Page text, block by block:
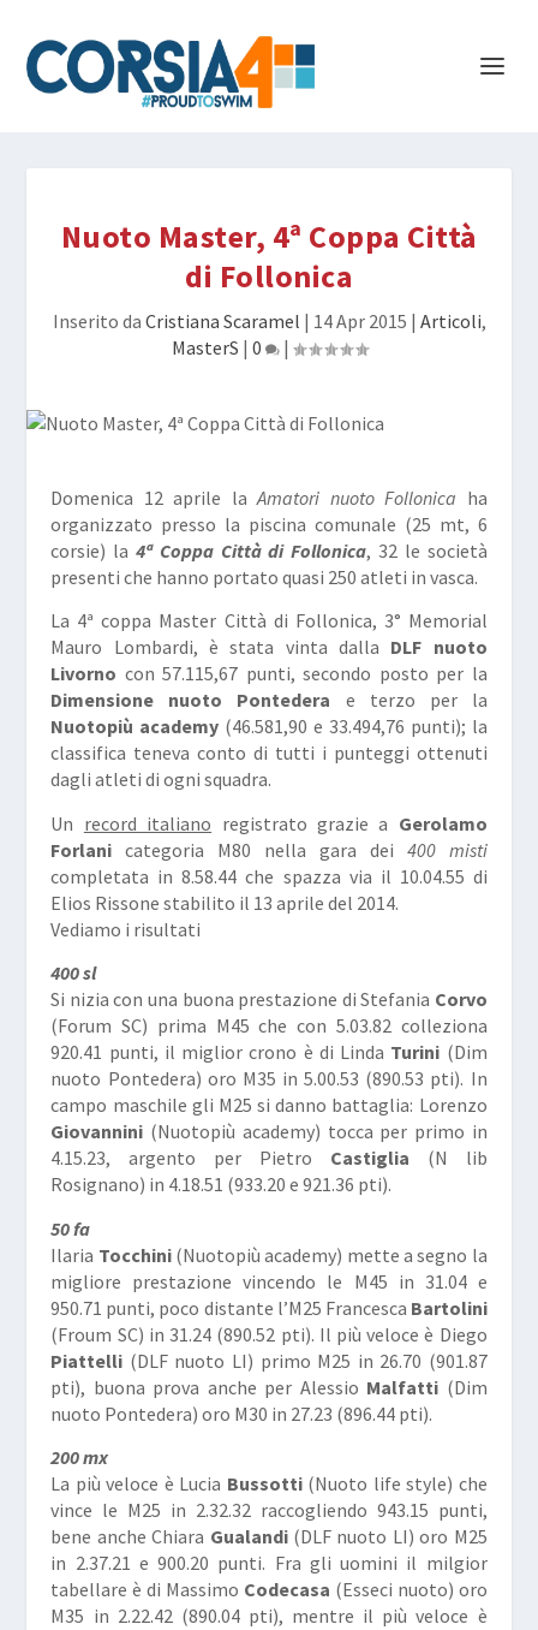
Nuoto Master, 4ª Coppa Città
di Follonica
Inserito da Cristiana Scaramel | 14 Apr 2015 | Articoli,
MasterS | 0 |
Domenica 12 aprile laAmatori nuoto Follonica ha
organizzato presso la piscina comunale (25 mt, 6
corsie) la4ª Coppa Città di Follonica, 32 le società
presenti che hanno portato quasi 250 atleti in vasca.
La 4ª coppa Master Città di Follonica, 3° Memorial
Mauro Lombardi, è stata vinta dalla DLF nuoto
Livorno con 57.115,67 punti, secondo posto per la
Dimensione nuoto Pontedera e terzo per la
Nuotopiù academy (46.581,90 e 33.494,76 punti); la
classifica teneva conto di tutti i punteggi ottenuti
dagli atleti di ogni squadra.
Un record italiano registrato grazie a Gerolamo
Forlani categoria M80 nella gara dei 400 misti
completata in 8.58.44 che spazza via il 10.04.55 di
Elios Rissone stabilito il 13 aprile del 2014.
Vediamo i risultati
400 sl
Si nizia con una buona prestazione di Stefania Corvo
(Forum SC) prima M45 che con 5.03.82 colleziona
920.41 punti, il miglior crono è di Linda Turini (Dim
nuoto Pontedera) oro M35 in 5.00.53 (890.53 pti). In
campo maschile gli M25 si danno battaglia: Lorenzo
Giovannini (Nuotopiù academy) tocca per primo in
4.15.23, argento per Pietro Castiglia (N lib
Rosignano) in 4.18.51 (933.20 e 921.36 pti).
50 fa
Ilaria Tocchini(Nuotopiù academy) mette a segno la
migliore prestazione vincendo le M45 in 31.04 e
950.71 punti, poco distante l’M25 Francesca Bartolini
(Froum SC) in 31.24 (890.52 pti). Il più veloce è Diego
Piattelli (DLF nuoto LI) primo M25 in 26.70 (901.87
pti), buona prova anche per Alessio Malfatti (Dim
nuoto Pontedera) oro M30 in 27.23 (896.44 pti).
200 mx
La più veloce è Lucia Bussotti(Nuoto life style) che
vince le M25 in 2.32.32 raccogliendo 943.15 punti,
bene anche Chiara Gualandi(DLF nuoto LI) oro M25
in 2.37.21 e 900.20 punti. Fra gli uomini il milgior
tabellare è di Massimo Codecasa (Esseci nuoto) oro
M35 in 2.22.42 (890.04 pti), mentre il più veloce è